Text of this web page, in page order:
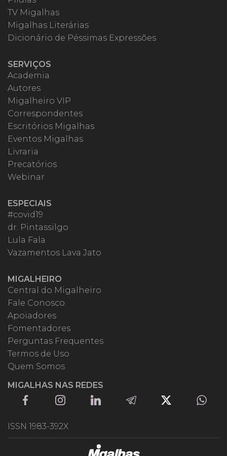
TV Migalhas
Migalhas Literárias
Dicionário de Péssimas Expressões
SERVIÇOS
Academia
Autores
Migalheiro VIP
Correspondentes
Escritórios Migalhas
Eventos Migalhas
Livraria
Precatórios
Webinar
ESPECIAIS
#covid19
dr. Pintassilgo
Lula Fala
Vazamentos Lava Jato
MIGALHEIRO
Central do Migalheiro
Fale Conosco
Apoiadores
Fomentadores
Perguntas Frequentes
Termos de Uso
Quem Somos
MIGALHAS NAS REDES
ISSN 1983-392X